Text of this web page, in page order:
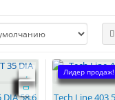
DIA 58.6
Лидер продаж!
Tech Line 403